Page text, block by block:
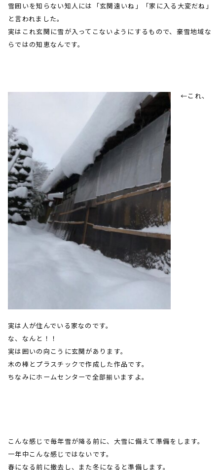
雪囲いを知らない知人には「玄関遠いね」「家に入る大変だね」
と言われました。
実はこれ玄関に雪が入ってこないようにするもので、豪雪地域な
らではの知恵なんです。
←これ、
実は人が住んでいる家なのです。
な、なんと！！
実は囲いの向こうに玄関があります。
木の棒とプラスチックで作成した作品です。
ちなみにホームセンターで全部揃いますよ。
こんな感じで毎年雪が降る前に、大雪に備えて準備をします。
一年中こんな感じではないです。
春になる前に撤去し、また冬になると準備します。